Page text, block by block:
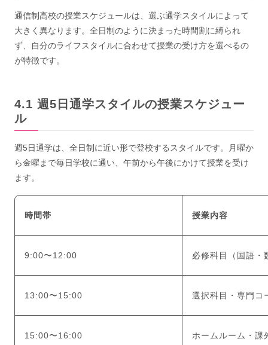
通信制高校の授業スケジュールは、選ぶ通学スタイルによって
大きく異なります。全日制のように決まった時間割に縛られ
ず、自分のライフスタイルに合わせて授業の受け方を選べるの
が特徴です。
週5日通学スタイルの授業スケジュー
ル
週5日通学は、全日制に近い形で登校するスタイルです。月曜か
ら金曜まで毎日学校に通い、午前から午後にかけて授業を受け
ます。
時間帯 授業内容
9:00〜12:00 必修科目（国語・
13:00〜15:00 選択科目・専門コ
15:00〜16:00 ホームルーム・課